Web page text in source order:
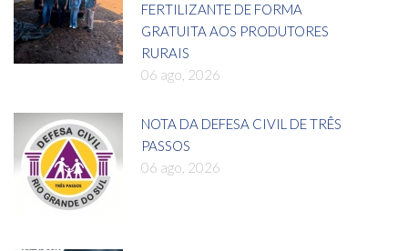
FERTILIZANTE DE FORMA
GRATUITA AOS PRODUTORES
RURAIS
06 ago, 2026
NOTA DA DEFESA CIVIL DE TRÊS
PASSOS
06 ago, 2026